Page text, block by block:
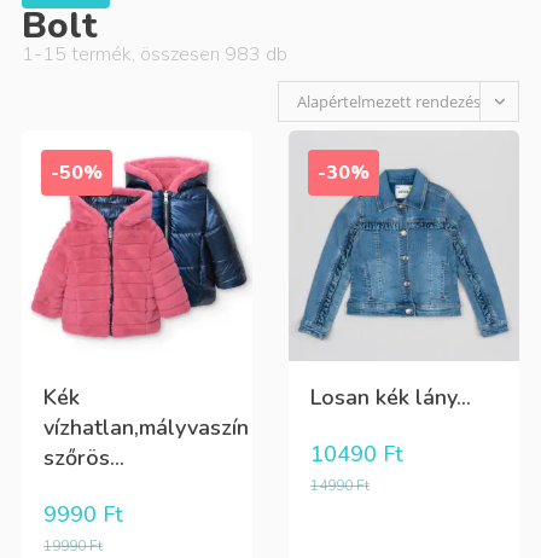
Bolt
1-15 termék, összesen 983 db
Alapértelmezett rendezés
-50%
Kék
vízhatlan,mályvaszín
szőrös...
19990Ft
9990 Ft
-30%
Losan kék lány...
14990Ft
10490 Ft